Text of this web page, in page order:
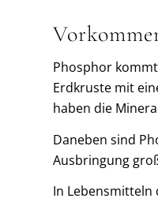
Phosphor
Erdkruste mit
haben die
Daneben sind
Ausbringung
In Lebensmitteln